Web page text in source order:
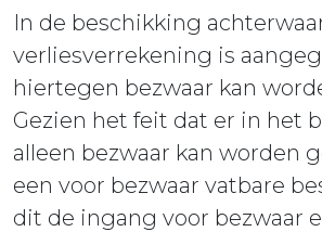
In de beschikking
verliesverrekening is
hiertegen bezwaar kan
Gezien het feit dat er in het
alleen bezwaar kan worden
een voor bezwaar vatbare
dit de ingang voor bezwaar